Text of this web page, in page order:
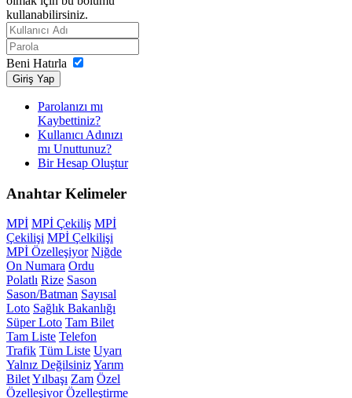
kullanabilirsiniz.
Beni Hatırla
Giriş Yap
Parolanızı mı
Kaybettiniz?
Kullanıcı Adınızı
mı Unuttunuz?
Bir Hesap Oluştur
Anahtar Kelimeler
MPİ MPİ Çekiliş MPİ
Çekilişi MPİ Çelkilişi
MPİ Özelleşiyor Niğde
On Numara Ordu
Polatlı Rize Sason
Sason/Batman Sayısal
Loto Sağlık Bakanlığı
Süper Loto Tam Bilet
Tam Liste Telefon
Trafik Tüm Liste Uyarı
Yalnız DeğilsinizYarım
BiletYılbaşı Zam Özel
Özelleşiyor Özelleştirme